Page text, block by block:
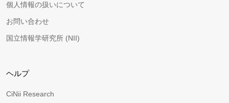
個人情報の扱いについて
お問い合わせ
国立情報学研究所 (NII)
ヘルプ
CiNii Research